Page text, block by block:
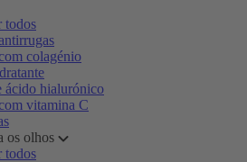
todos
colagénio
ácido hialurónico
vitamina C
os olhos
todos